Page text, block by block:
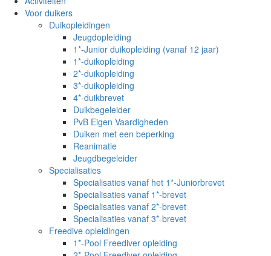
Voor duikers
Duikopleidingen
Jeugdopleiding
1*-Junior duikopleiding (vanaf 12 jaar)
1*-duikopleiding
2*-duikopleiding
3*-duikopleiding
4*-duikbrevet
Duikbegeleider
PvB Eigen Vaardigheden
Duiken met een beperking
Reanimatie
Jeugdbegeleider
Specialisaties
Specialisaties vanaf het 1*-Juniorbrevet
Specialisaties vanaf 1*-brevet
Specialisaties vanaf 2*-brevet
Specialisaties vanaf 3*-brevet
Freedive opleidingen
1*-Pool Freediver opleiding